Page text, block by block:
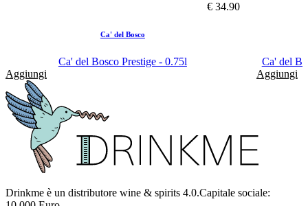
€ 34.90
Ca' del Bosco
Ca' del Bosco Prestige - 0.75l
Aggiungi
Ca' del
Aggiungi
Drinkme è un distributore wine & spirits 4.0.Capitale sociale: